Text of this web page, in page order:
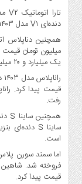
و
ارز
دیجیتال
کشاورزی
و
صنایع
غذایی
سیاسی
و
بین
الملل
نگاه
روز
دنده‌ای V۱ مدل ۱۴۰۳ نیز ۷۷۰ میلیون تومان قیمت خورده است.
یک میلیارد و ۲۰ میلیون تومان قیمت خورده است.
رفت.
است.
قیمت پیدا کرد.